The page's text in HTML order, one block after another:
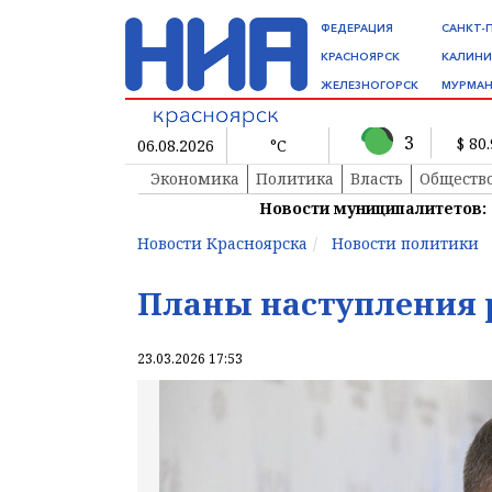
ФЕДЕРАЦИЯ
КРАСНОЯРСК
ЖЕЛЕЗНОГОРСК
САНКТ-
06.08.2026 °C 3
$
Экономика
Политика Власть
Новости муниципалитетов:
Новости Красноярска
Новости политики
Планы наступления
23.03.2026 17:53